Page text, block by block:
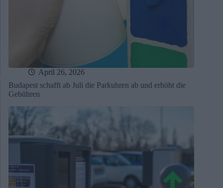
April 26, 2026
Budapest schafft ab Juli die Parkuhren ab und erhöht die
Gebühren